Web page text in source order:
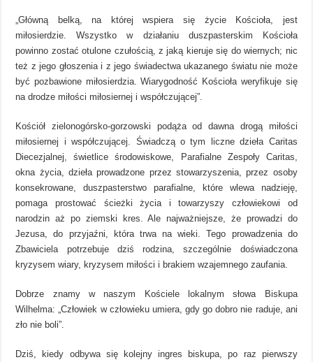
„Główną belką, na której wspiera się życie Kościoła, jest
miłosierdzie. Wszystko w działaniu duszpasterskim Kościoła
powinno zostać otulone czułością, z jaką kieruje się do wiernych; nic
też z jego głoszenia i z jego świadectwa ukazanego światu nie może
być pozbawione miłosierdzia. Wiarygodność Kościoła weryfikuje się
na drodze miłości miłosiernej i współczującej”.
Kościół zielonogórsko-gorzowski podąża od dawna drogą miłości
miłosiernej i współczującej. Świadczą o tym liczne dzieła Caritas
Diecezjalnej, świetlice środowiskowe, Parafialne Zespoły Caritas,
okna życia, dzieła prowadzone przez stowarzyszenia, przez osoby
konsekrowane, duszpasterstwo parafialne, które wlewa nadzieję,
pomaga prostować ścieżki życia i towarzyszy człowiekowi od
narodzin aż po ziemski kres. Ale najważniejsze, że prowadzi do
Jezusa, do przyjaźni, która trwa na wieki. Tego prowadzenia do
Zbawiciela potrzebuje dziś rodzina, szczególnie doświadczona
kryzysem wiary, kryzysem miłości i brakiem wzajemnego zaufania.
Dobrze znamy w naszym Kościele lokalnym słowa Biskupa
Wilhelma: „Człowiek w człowieku umiera, gdy go dobro nie raduje, ani
zło nie boli”.
Dziś, kiedy odbywa się kolejny ingres biskupa, po raz pierwszy